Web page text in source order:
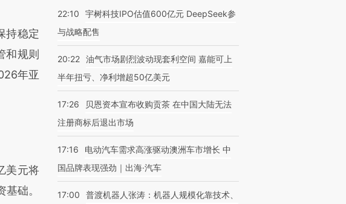
文章
结而
阅读原
持稳定
和规则
年亚
美元将
础。
22:10
宇树科技IPO估值600亿元 DeepSeek参
与战略配售
20:22 油气市场剧烈波动现套利空间 嘉能可上
半年扭亏、净利增超50亿美元
17:26
贝恩资本宣布收购贡茶 在中国大陆无法
注册商标后退出市场
17:16
电动汽车需求高涨驱动澳洲车市增长 中
国品牌表现强劲｜出海·汽车
17:00
普渡机器人张涛：机器人规模化靠技术、